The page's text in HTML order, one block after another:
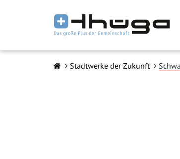
Stadtwerke der Zukunft